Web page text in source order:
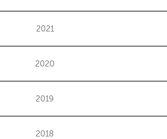
2021
2020
2019
2018